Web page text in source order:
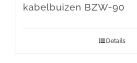
kabelbuizen BZW-90
Details